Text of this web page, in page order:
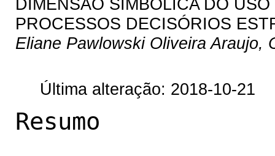
DIMENSÃO SIMBÓLICA DO
PROCESSOS DECISÓRIOS
Eliane Pawlowski Oliveira Araujo,
Última alteração: 2018-10-21
Resumo